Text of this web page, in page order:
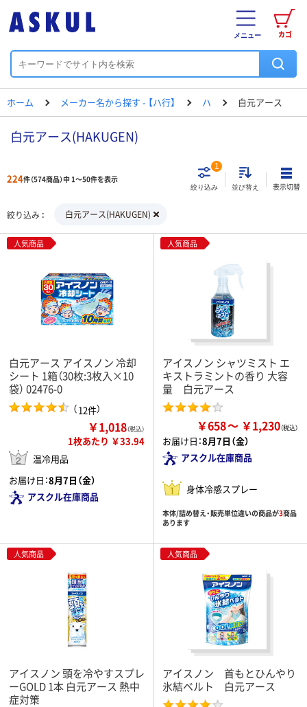
カゴ
メニュー
ホーム メーカー名から探す - 【ハ行】 ハ 白元アース
白元アース(HAKUGEN)
224件（574商品）中 1～50件を表示
絞り込み
1
並び替え 表示切替
絞り込み 白元アース(HAKUGEN)
人気商品
白元アース アイスノン 冷却
シート 1箱（30枚:3枚入×10
袋） 02476-0
（12件）
￥1,018（税込）
1枚あたり ￥33.94
温冷用品
お届け日：8月7日（金）
アスクル在庫商品
人気商品
アイスノン シャツミスト エ
キストラミントの香り 大容
量 白元アース
￥658 ￥1,230
お届け日：8月7日（金）
アスクル在庫商品
身体冷感スプレー
本体/詰め替え・販売単位違いの商品が3商品
あります
人気商品
アイスノン 頭を冷やすスプレ
ーGOLD 1本 白元アース 熱中
症対策
人気商品
アイスノン 首もとひんやり
氷結ベルト 白元アース